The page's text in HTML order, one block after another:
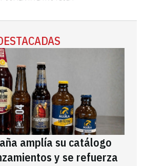
amplía su catálogo
y se refuerza